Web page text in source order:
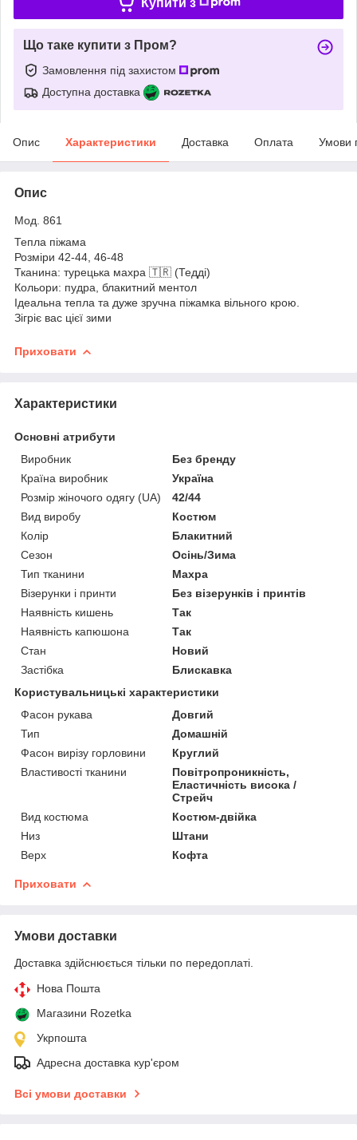
Що таке купити з Пром?
Замовлення під захистом
Доступна доставка
Опис Характеристики Доставка Оплата Умови
Опис
Мод. 861
Тепла піжама
Розміри 42-44, 46-48
Тканина: турецька махра 🇹🇷 (Тедді)
Кольори: пудра, блакитний ментол
Ідеальна тепла та дуже зручна піжамка вільного крою.
Зігріє вас цієї зими
Приховати
Характеристики
Основні атрибути
Виробник
Без бренду
Країна виробник
Україна
Розмір жіночого одягу (UA)
42/44
Вид виробу
Костюм
Колір
Блакитний
Сезон
Осінь/Зима
Тип тканини
Махра
Візерунки і принти
Без візерунків і принтів
Наявність кишень
Так
Наявність капюшона
Так
Стан
Новий
Застібка
Блискавка
Користувальницькі характеристики
Фасон рукава
Довгий
Тип
Домашній
Фасон вирізу горловини
Круглий
Властивості тканини
Повітропроникність,
Еластичність висока /
Стрейч
Вид костюма
Костюм-двійка
Низ
Штани
Верх
Кофта
Приховати
Умови доставки
Доставка здійснюється тільки по передоплаті.
Нова Пошта
Магазини Rozetka
Укрпошта
Адресна доставка кур'єром
Всі умови доставки